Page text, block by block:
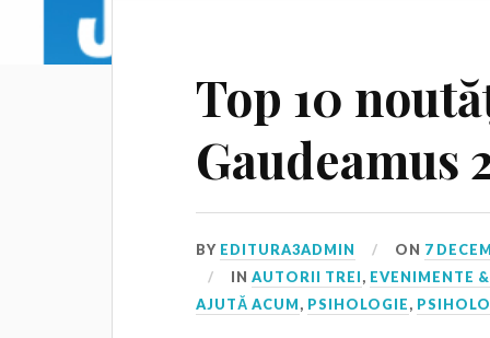
Top 10
Gaudeamus
BY EDITURA3ADMIN ON 7
INAUTORII TREI, EVENIMENTE
AJUTĂ ACUM, PSIHOLOGIE,